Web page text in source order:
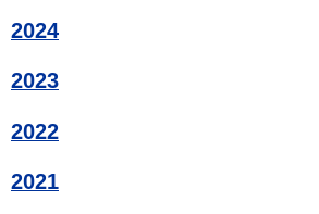
2024
2023
2022
2021